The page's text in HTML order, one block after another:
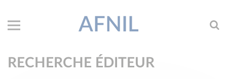
AFNIL
RECHERCHE ÉDITEUR